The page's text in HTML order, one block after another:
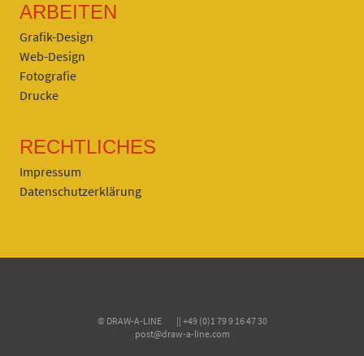
ARBEITEN
Grafik-Design
Web-Design
Fotografie
Drucke
RECHTLICHES
Impressum
Datenschutzerklärung
© DRAW-A-LINE || +49 (0)1 79 9 16 47 30
post@draw-a-line.com